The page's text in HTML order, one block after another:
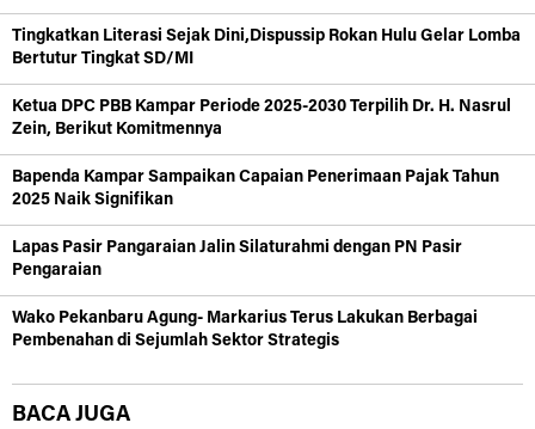
Tingkatkan Literasi Sejak Dini,Dispussip Rokan Hulu Gelar Lomba
Bertutur Tingkat SD/MI
Ketua DPC PBB Kampar Periode 2025-2030 Terpilih Dr. H. Nasrul
Zein, Berikut Komitmennya
Bapenda Kampar Sampaikan Capaian Penerimaan Pajak Tahun
2025 Naik Signifikan
Lapas Pasir Pangaraian Jalin Silaturahmi dengan PN Pasir
Pengaraian
Wako Pekanbaru Agung- Markarius Terus Lakukan Berbagai
Pembenahan di Sejumlah Sektor Strategis
BACA JUGA